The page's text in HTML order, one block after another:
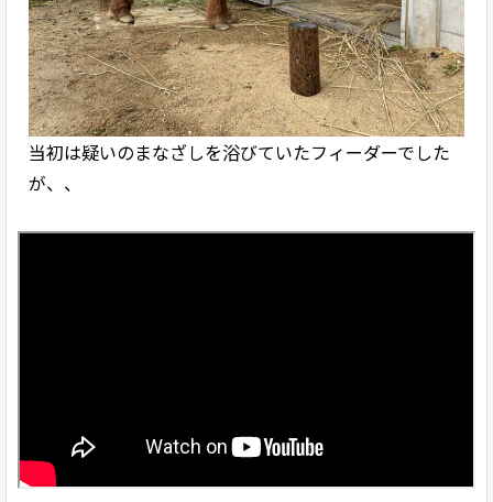
当初は疑いのまなざしを浴びていたフィーダーでした
が、、